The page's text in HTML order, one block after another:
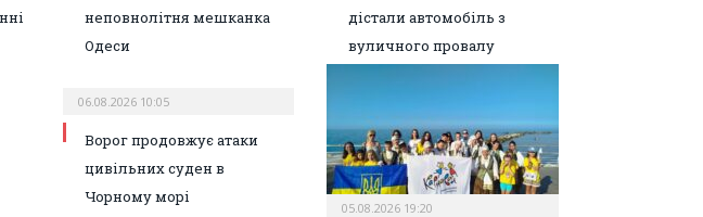
неповнолітня мешканка
Одеси
дістали автомобіль з
вуличного провалу
06.08.2026 10:05
Ворог продовжує атаки
цивільних суден в
Чорному морі
05.08.2026 19:20